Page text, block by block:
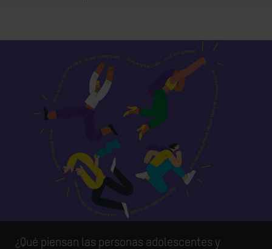
¿Qué piensan las personas adolescentes y